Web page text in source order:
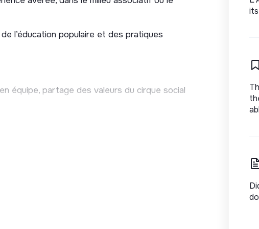
dossiers, budgets prévisionnels, bilans
et décaissements)
de comptabilité,
l’éducation populaire et des pratiques
équipe, partage des valeurs du cirque social